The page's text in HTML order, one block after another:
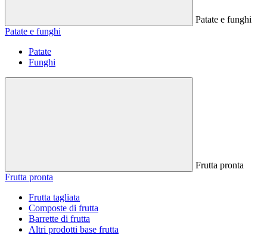
Patate e funghi
Patate e funghi
Patate
Funghi
Frutta pronta
Frutta pronta
Frutta tagliata
Composte di frutta
Barrette di frutta
Altri prodotti base frutta